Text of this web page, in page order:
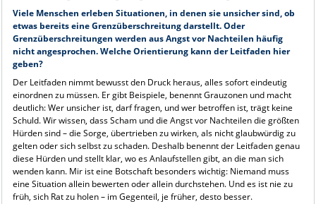
Viele Menschen erleben Situationen, in denen sie unsicher sind, ob
etwas bereits eine Grenzüberschreitung darstellt. Oder
Grenzüberschreitungen werden aus Angst vor Nachteilen häufig
nicht angesprochen. Welche Orientierung kann der Leitfaden hier
geben?
Der Leitfaden nimmt bewusst den Druck heraus, alles sofort eindeutig
einordnen zu müssen. Er gibt Beispiele, benennt Grauzonen und macht
deutlich: Wer unsicher ist, darf fragen, und wer betroffen ist, trägt keine
Schuld. Wir wissen, dass Scham und die Angst vor Nachteilen die größten
Hürden sind – die Sorge, übertrieben zu wirken, als nicht glaubwürdig zu
gelten oder sich selbst zu schaden. Deshalb benennt der Leitfaden genau
diese Hürden und stellt klar, wo es Anlaufstellen gibt, an die man sich
wenden kann. Mir ist eine Botschaft besonders wichtig: Niemand muss
eine Situation allein bewerten oder allein durchstehen. Und es ist nie zu
früh, sich Rat zu holen – im Gegenteil, je früher, desto besser.